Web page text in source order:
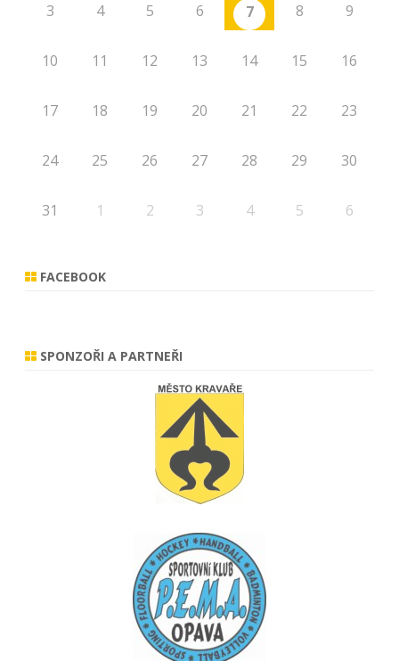
3 4 5 6 7 8 9
10 11 12 13 14 15 16
17 18 19 20 21 22 23
24 25 26 27 28 29 30
31 1 2 3 4 5 6
FACEBOOK
SPONZOŘI A PARTNEŘI